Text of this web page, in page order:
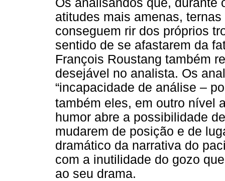
Os analisandos que, durante
atitudes mais amenas,
conseguem rir dos próprios
sentido de se afastarem da
François Roustang também
desejável no analista. Os
“incapacidade de análise –
também eles, em outro nível
humor abre a possibilidade
mudarem de posição e de
dramático da narrativa do
com a inutilidade do gozo
ao seu drama.